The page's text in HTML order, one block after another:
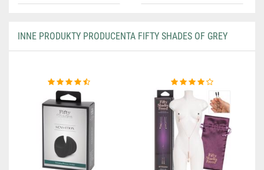
INNE PRODUKTY PRODUCENTA FIFTY SHADES OF GREY